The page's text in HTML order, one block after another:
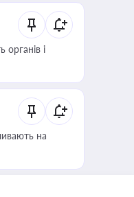
органів і
на